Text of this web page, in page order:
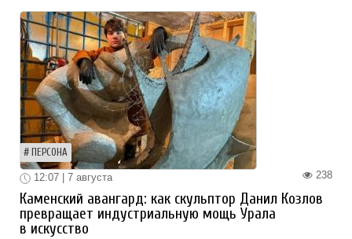
ПЕРСОНА
238
12:07 | 7 августа
Каменский авангард: как скульптор Данил Козлов
превращает индустриальную мощь Урала
в искусство